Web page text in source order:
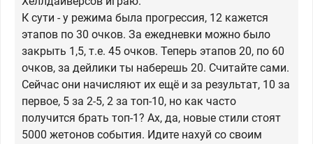
К сути - у режима была прогрессия, 12 кажется
этапов по 30 очков. За ежедневки можно было
закрыть 1,5, т.е. 45 очков. Теперь этапов 20, по 60
очков, за дейлики ты наберешь 20. Считайте сами.
Сейчас они начисляют их ещё и за результат, 10 за
первое, 5 за 2-5, 2 за топ-10, но как часто
получится брать топ-1? Ах, да, новые стили стоят
5000 жетонов события. Идите нахуй со своим